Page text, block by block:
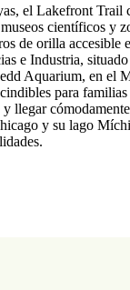
el Lakefront Trail
científicos y
de orilla accesible
e Industria,
Aquarium, en el
para
llegar
y su lago